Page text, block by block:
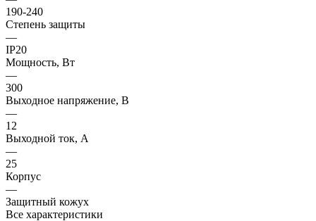
190-240
Степень защиты
—
IP20
Мощность, Вт
—
300
Выходное напряжение, В
—
12
Выходной ток, А
—
25
Корпус
—
Защитный кожух
Все характеристики